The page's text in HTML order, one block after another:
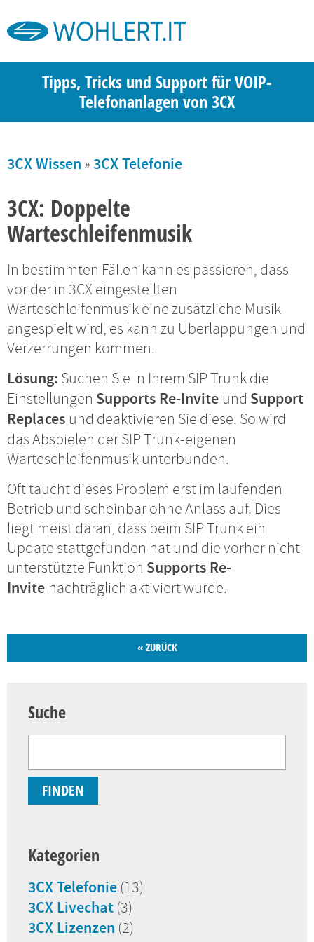
Tipps, Tricks und Support für VOIP-
Telefonanlagen von 3CX
3CX Wissen »3CX Telefonie
3CX: Doppelte
Warteschleifenmusik
In bestimmten Fällen kann es passieren, dass
vor der in 3CX eingestellten
Warteschleifenmusik eine zusätzliche Musik
angespielt wird, es kann zu Überlappungen und
Verzerrungen kommen.
Lösung: Suchen Sie in Ihrem SIP Trunk die
Einstellungen Supports Re-Invite und Support
Replaces und deaktivieren Sie diese. So wird
das Abspielen der SIP Trunk-eigenen
Warteschleifenmusik unterbunden.
Oft taucht dieses Problem erst im laufenden
Betrieb und scheinbar ohne Anlass auf. Dies
liegt meist daran, dass beim SIP Trunk ein
Update stattgefunden hat und die vorher nicht
unterstützte Funktion Supports Re-
Invite nachträglich aktiviert wurde.
« ZURÜCK
Suche
Kategorien
3CX Telefonie (13)
3CX Livechat (3)
3CX Lizenzen (2)